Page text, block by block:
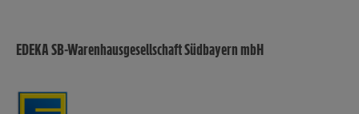
EDEKA SB-Warenhausgesellschaft Südbayern mbH